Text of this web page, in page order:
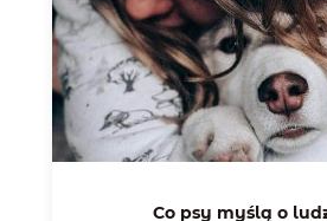
Co psy myślą o